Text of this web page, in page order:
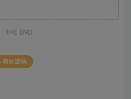
THE END
网站源码